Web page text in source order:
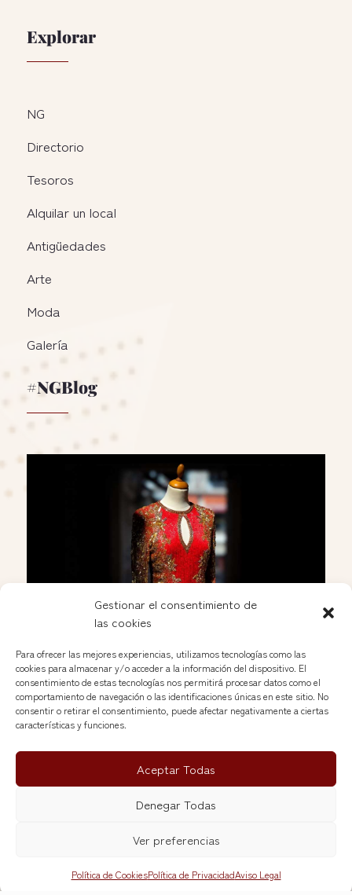
Gestionar el consentimiento de
las cookies
Para ofrecer las mejores experiencias, utilizamos tecnologías como las
cookies para almacenar y/o acceder a la información del dispositivo. El
consentimiento de estas tecnologías nos permitirá procesar datos como el
comportamiento de navegación o las identificaciones únicas en este sitio. No
consentir o retirar el consentimiento, puede afectar negativamente a ciertas
características y funciones.
Aceptar Todas
Denegar Todas
Ver preferencias
Política de CookiesPolítica de PrivacidadAviso Legal
Explorar
NG
Directorio
Tesoros
Alquilar un local
Antigüedades
Arte
Moda
Galería
#NGBlog
Vestidos vintage para bodas, galas y eventos
Jun 7, 2026